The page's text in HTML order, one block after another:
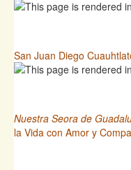
San Juan Diego
Nuestra Seora de
la Vida con Amor y